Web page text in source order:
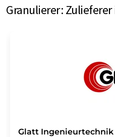
Granulierer:
Glatt Ingenieurtechnik